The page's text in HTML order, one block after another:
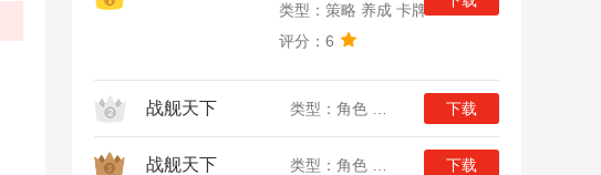
类型：策略 养成 卡牌
评分：6
战舰天下 下载
战舰天下 下载